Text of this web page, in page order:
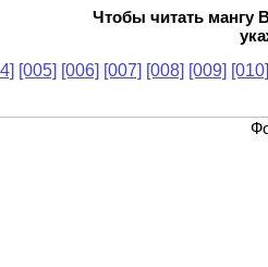
Чтобы читать мангу
[005] [006] [007] [008] [009] [010]